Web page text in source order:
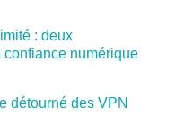
: deux
numérique
détourné des VPN